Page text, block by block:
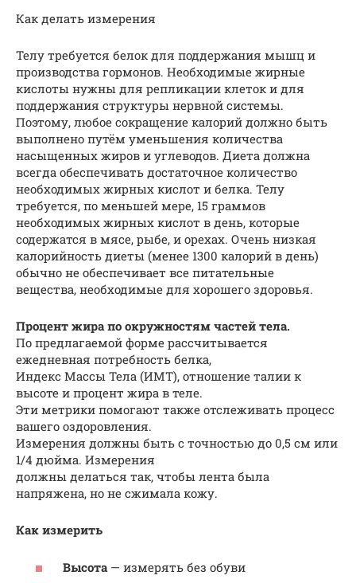
Как делать измерения
Телу требуется белок для поддержания мышц и
производства гормонов. Необходимые жирные
кислоты нужны для репликации клеток и для
поддержания структуры нервной системы.
Поэтому, любое сокращение калорий должно быть
выполнено путём уменьшения количества
насыщенных жиров и углеводов. Диета должна
всегда обеспечивать достаточное количество
необходимых жирных кислот и белка. Телу
требуется, по меньшей мере, 15 граммов
необходимых жирных кислот в день, которые
содержатся в мясе, рыбе, и орехах. Очень низкая
калорийность диеты (менее 1300 калорий в день)
обычно не обеспечивает все питательные
вещества, необходимые для хорошего здоровья.
Процент жира по окружностям частей тела.
По предлагаемой форме рассчитывается
ежедневная потребность белка,
Индекс Массы Тела (ИМТ), отношение талии к
высоте и процент жира в теле.
Эти метрики помогают также отслеживать процесс
вашего оздоровления.
Измерения должны быть с точностью до 0,5 см или
1/4 дюйма. Измерения
должны делаться так, чтобы лента была
напряжена, но не сжимала кожу.
Как измерить
Высота — измерять без обуви